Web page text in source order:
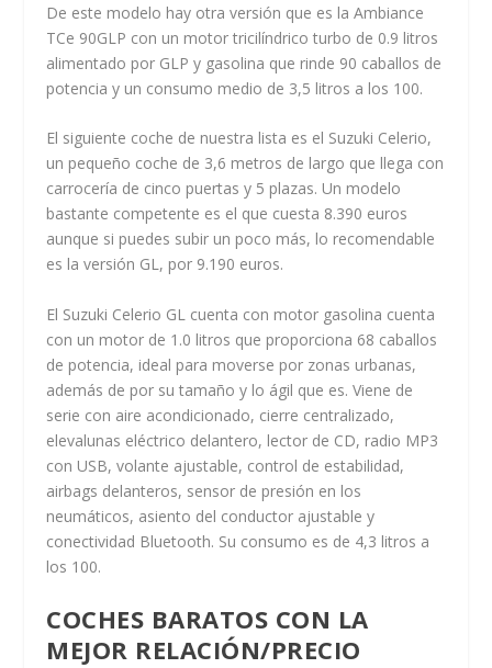
De este modelo hay otra versión que es la Ambiance
TCe 90GLP con un motor tricilíndrico turbo de 0.9 litros
alimentado por GLP y gasolina que rinde 90 caballos de
potencia y un consumo medio de 3,5 litros a los 100.
El siguiente coche de nuestra lista es el Suzuki Celerio,
un pequeño coche de 3,6 metros de largo que llega con
carrocería de cinco puertas y 5 plazas. Un modelo
bastante competente es el que cuesta 8.390 euros
aunque si puedes subir un poco más, lo recomendable
es la versión GL, por 9.190 euros.
El Suzuki Celerio GL cuenta con motor gasolina cuenta
con un motor de 1.0 litros que proporciona 68 caballos
de potencia, ideal para moverse por zonas urbanas,
además de por su tamaño y lo ágil que es. Viene de
serie con aire acondicionado, cierre centralizado,
elevalunas eléctrico delantero, lector de CD, radio MP3
con USB, volante ajustable, control de estabilidad,
airbags delanteros, sensor de presión en los
neumáticos, asiento del conductor ajustable y
conectividad Bluetooth. Su consumo es de 4,3 litros a
los 100.
COCHES BARATOS CON LA
MEJOR RELACIÓN/PRECIO